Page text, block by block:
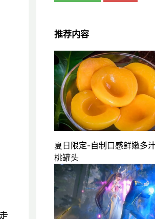
推荐内容
夏日限定-自制口感鲜嫩多
桃罐头